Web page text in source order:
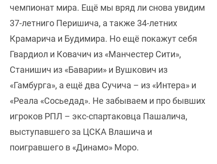
чемпионат мира. Ещё мы вряд ли снова увидим
37-летниго Перишича, а также 34-летних
Крамарича и Будимира. Но ещё покажут себя
Гвардиол и Ковачич из «Манчестер Сити»,
Станишич из «Баварии» и Вушкович из
«Гамбурга», а ещё два Сучича – из «Интера» и
«Реала «Сосьедад». Не забываем и про бывших
игроков РПЛ – экс-спартаковца Пашалича,
выступавшего за ЦСКА Влашича и
поигравшего в «Динамо» Моро.